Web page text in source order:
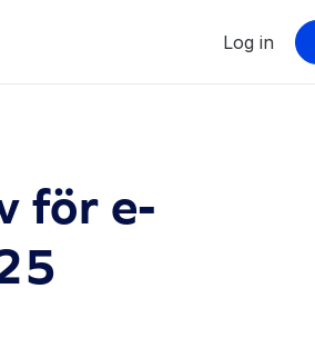
Log in
för e-